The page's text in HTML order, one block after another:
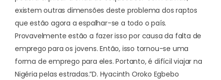
existem outras dimensões deste problema dos raptos
que estão agora a espalhar-se a todo o país.
Provavelmente estão a fazer isso por causa da falta de
emprego para os jovens. Então, isso tornou-se uma
forma de emprego para eles. Portanto, é difícil viajar na
Nigéria pelas estradas.”D. Hyacinth Oroko Egbebo